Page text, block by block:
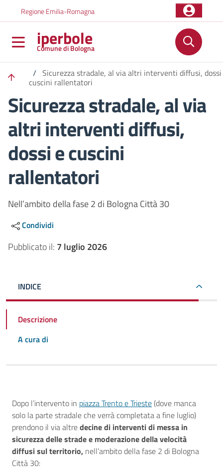
Regione Emilia-Romagna
iperbole
Comune di Bologna
/ Sicurezza stradale, al via altri interventi diffusi,
cuscini rallentatori
Sicurezza stradale, al via
altri interventi diffusi,
dossi e cuscini
rallentatori
Nell’ambito della fase 2 di Bologna Città 30
Condividi
Pubblicato il: 7 luglio 2026
INDICE
Descrizione
A cura di
Descrizione
Dopo l’intervento in piazza Trento e Trieste (dove manca
solo la parte stradale che verrà completata a fine luglio)
prendono il via altredecine di interventi di messa in
sicurezza delle strade e moderazione della velocità
diffusi sul territorio, nell’ambito della fase 2 di Bologna
Città 30: